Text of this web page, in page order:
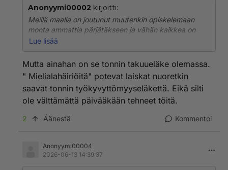
Anonyymi00002 kirjoitti:
Meillä maalla on joutunut muutenkin opiskelemaan
monta ammattia pärjätäkseen ja vähän kaikkea on
täytynyt osata ja opetella. Eikä silti välttämättä
Lue lisää
Mutta ainahan on se tonnin takuueläke olemassa.
" Mielialahäiriöitä" potevat laiskat nuoretkin
saavat tonnin työkyvyttömyyseläkettä. Eikä silti
ole välttämättä päivääkään tehneet töitä.
2 Äänestä Kommentoi
Anonyymi00004
2026-06-13 14:39:37